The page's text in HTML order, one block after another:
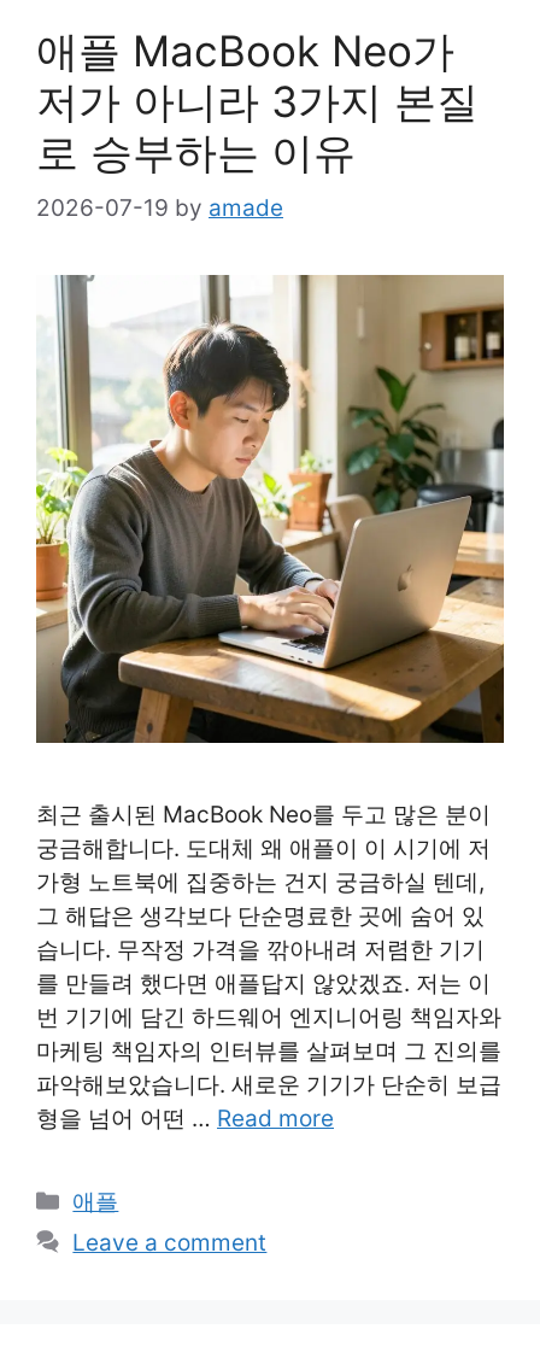
애플 MacBook Neo가
저가 아니라 3가지 본질
로 승부하는 이유
2026-07-19 by amade
최근 출시된 MacBook Neo를 두고 많은 분이
궁금해합니다. 도대체 왜 애플이 이 시기에 저
가형 노트북에 집중하는 건지 궁금하실 텐데,
그 해답은 생각보다 단순명료한 곳에 숨어 있
습니다. 무작정 가격을 깎아내려 저렴한 기기
를 만들려 했다면 애플답지 않았겠죠. 저는 이
번 기기에 담긴 하드웨어 엔지니어링 책임자와
마케팅 책임자의 인터뷰를 살펴보며 그 진의를
파악해보았습니다. 새로운 기기가 단순히 보급
형을 넘어 어떤 … Read more
Categories
애플
Leave a comment